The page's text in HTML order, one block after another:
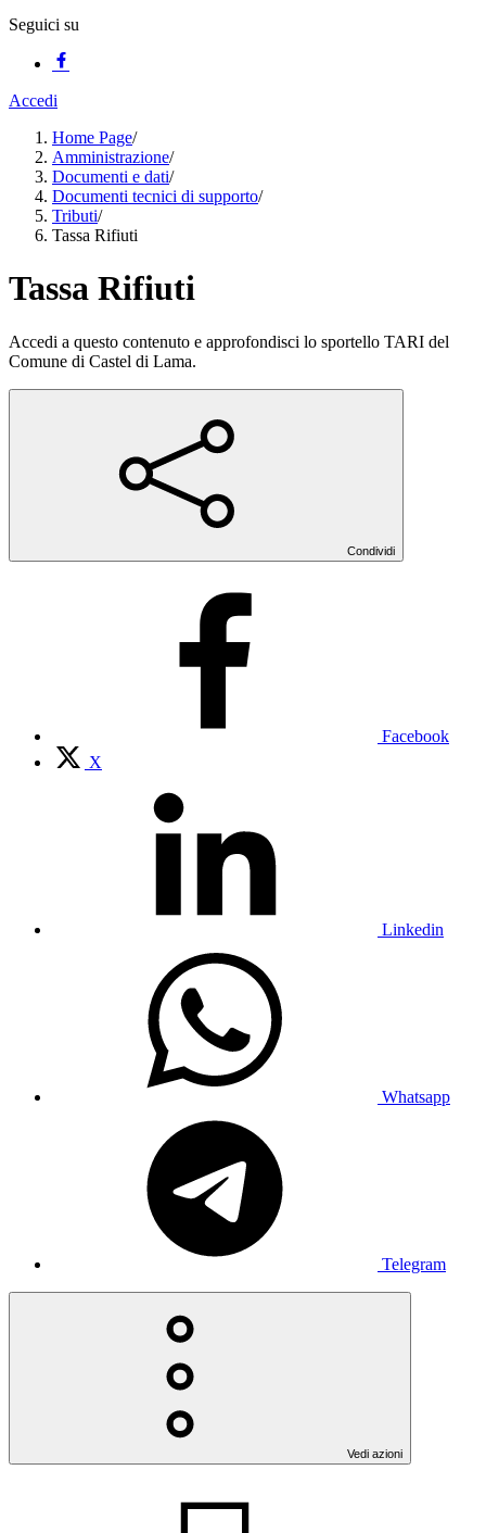
Seguici su
Accedi
Home Page/
Amministrazione/
Documenti e dati/
Documenti tecnici di supporto/
Tributi/
Tassa Rifiuti
Tassa Rifiuti
Accedi a questo contenuto e approfondisci lo sportello TARI del
Comune di Castel di Lama.
Condividi
Facebook
X
Linkedin
Whatsapp
Telegram
Vedi azioni